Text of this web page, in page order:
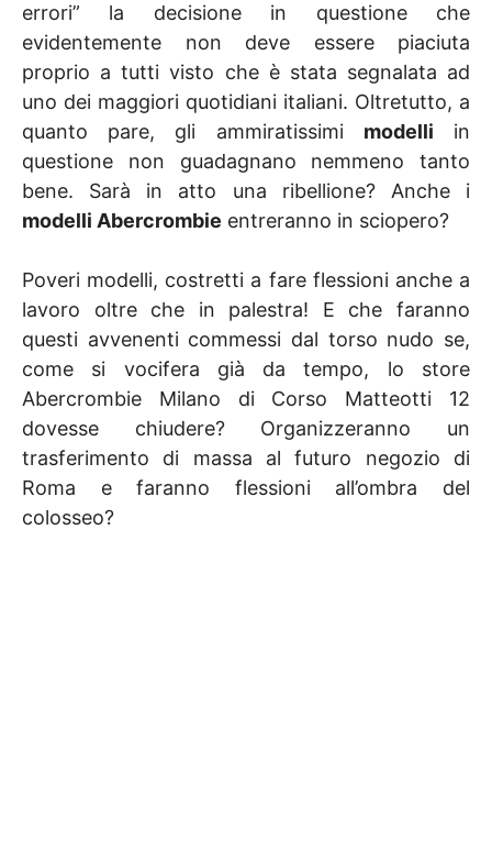
errori” la decisione in questione che
evidentemente non deve essere piaciuta
proprio a tutti visto che è stata segnalata ad
uno dei maggiori quotidiani italiani. Oltretutto, a
quanto pare, gli ammiratissimi modelli in
questione non guadagnano nemmeno tanto
bene. Sarà in atto una ribellione? Anche i
modelli Abercrombie entreranno in sciopero?
Poveri modelli, costretti a fare flessioni anche a
lavoro oltre che in palestra! E che faranno
questi avvenenti commessi dal torso nudo se,
come si vocifera già da tempo, lo store
Abercrombie Milano di Corso Matteotti 12
dovesse chiudere? Organizzeranno un
trasferimento di massa al futuro negozio di
Roma e faranno flessioni all’ombra del
colosseo?